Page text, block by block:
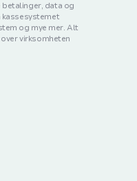
betalinger, data og
kassesystemet
og mye mer. Alt
virksomheten